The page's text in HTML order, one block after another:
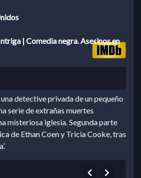
| Comedia negra. Asesinos en
detective privada de un pequeño
serie de extrañas muertes
misteriosa iglesia. Segunda parte
de Ethan Coen y Tricia Cooke, tras
Previous